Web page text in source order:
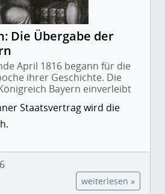
Die Übergabe der
April 1816 begann für die
ihrer Geschichte. Die
Bayern einverleibt
Staatsvertrag wird die
weiterlesen »